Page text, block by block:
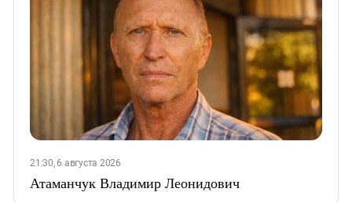
21:30, 6 августа 2026
Атаманчук Владимир Леонидович